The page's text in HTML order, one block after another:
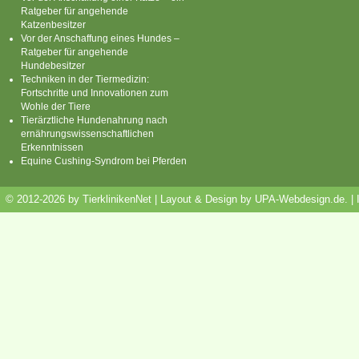
Ratgeber für angehende
Katzenbesitzer
Vor der Anschaffung eines Hundes –
Ratgeber für angehende
Hundebesitzer
Techniken in der Tiermedizin:
Fortschritte und Innovationen zum
Wohle der Tiere
Tierärztliche Hundenahrung nach
ernährungswissenschaftlichen
Erkenntnissen
Equine Cushing-Syndrom bei Pferden
© 2012-2026 by TierklinikenNet | Layout & Design by UPA-Webdesign.de.